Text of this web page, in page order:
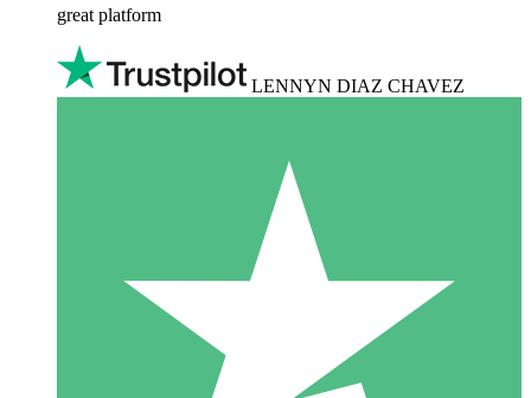
great platform
LENNYN DIAZ CHAVEZ